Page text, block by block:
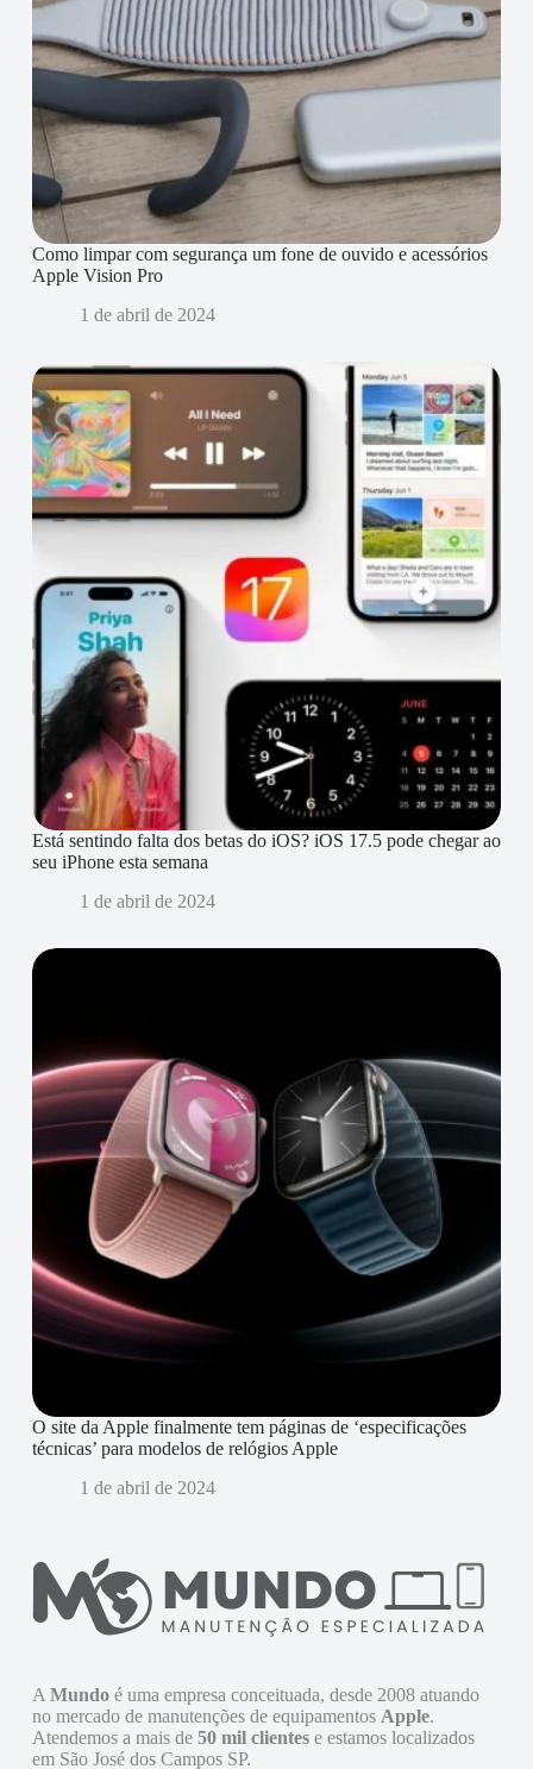
Como limpar com segurança um fone de ouvido e acessórios
Apple Vision Pro
1 de abril de 2024
Está sentindo falta dos betas do iOS? iOS 17.5 pode chegar ao
seu iPhone esta semana
1 de abril de 2024
O site da Apple finalmente tem páginas de ‘especificações
técnicas’ para modelos de relógios Apple
1 de abril de 2024
A Mundoé uma empresa conceituada, desde 2008 atuando
no mercado de manutenções de equipamentos Apple.
Atendemos a mais de 50 mil clientese estamos localizados
em São José dos Campos SP.